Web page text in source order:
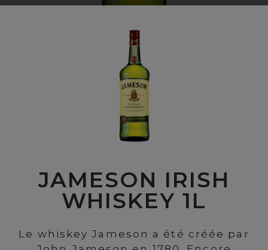
JAMESON IRISH
WHISKEY 1L
Le whiskey Jameson a été créée par